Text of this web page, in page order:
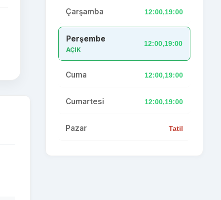
Çarşamba 12:00,19:00
Perşembe
AÇIK
12:00,19:00
Cuma 12:00,19:00
Cumartesi 12:00,19:00
Pazar Tatil